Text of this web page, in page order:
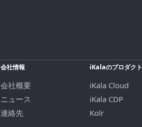
会社情報
会社概要
ニュース
連絡先
iKalaのプロダクト
iKala Cloud
iKala CDP
Kolr